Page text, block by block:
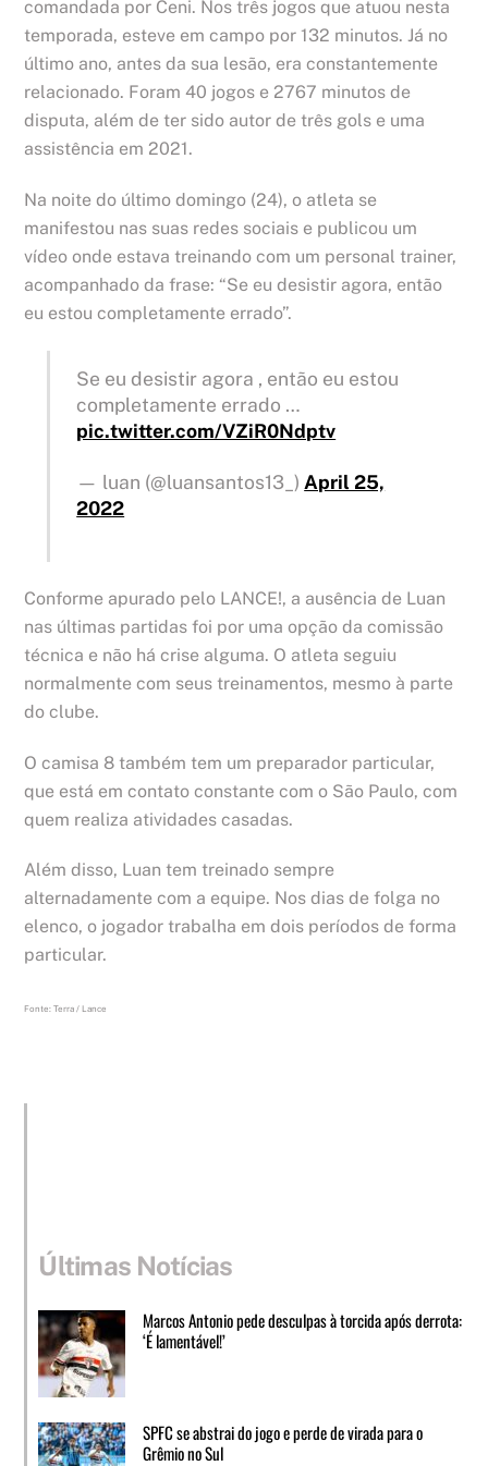
comandada por Ceni. Nos três jogos que atuou nesta
temporada, esteve em campo por 132 minutos. Já no
último ano, antes da sua lesão, era constantemente
relacionado. Foram 40 jogos e 2767 minutos de
disputa, além de ter sido autor de três gols e uma
assistência em 2021.
Na noite do último domingo (24), o atleta se
manifestou nas suas redes sociais e publicou um
vídeo onde estava treinando com um personal trainer,
acompanhado da frase: “Se eu desistir agora, então
eu estou completamente errado”.
Se eu desistir agora , então eu estou
completamente errado …
pic.twitter.com/VZiR0Ndptv
— luan (@luansantos13_) April 25,
2022
Conforme apurado pelo LANCE!, a ausência de Luan
nas últimas partidas foi por uma opção da comissão
técnica e não há crise alguma. O atleta seguiu
normalmente com seus treinamentos, mesmo à parte
do clube.
O camisa 8 também tem um preparador particular,
que está em contato constante com o São Paulo, com
quem realiza atividades casadas.
Além disso, Luan tem treinado sempre
alternadamente com a equipe. Nos dias de folga no
elenco, o jogador trabalha em dois períodos de forma
particular.
Fonte: Terra / Lance
Últimas Notícias
Marcos Antonio pede desculpas à torcida após derrota:
‘É lamentável!’
SPFC se abstrai do jogo e perde de virada para o
Grêmio no Sul